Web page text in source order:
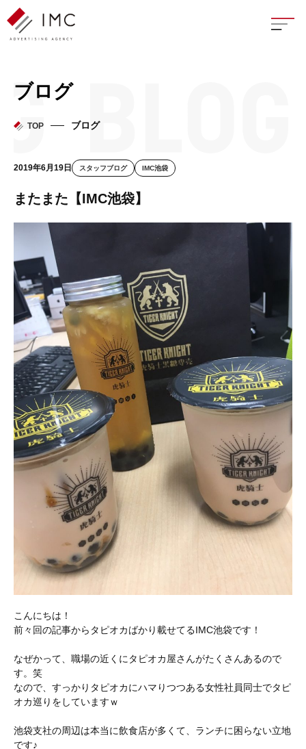
座談
フェ
ブログ
TOP ブログ
2019年6月19日 スタッフブログ IMC池袋
またまた【IMC池袋】
こんにちは！
前々回の記事からタピオカばかり載せてるIMC池袋です！
なぜかって、職場の近くにタピオカ屋さんがたくさんあるので
す。笑
なので、すっかりタピオカにハマりつつある女性社員同士でタピ
オカ巡りをしていますｗ
池袋支社の周辺は本当に飲食店が多くて、ランチに困らない立地
です♪